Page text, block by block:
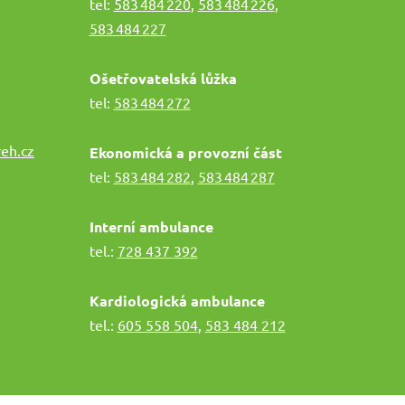
tel: 583 484 220, 583 484 226,
583 484 227
Ošetřovatelská lůžka
tel: 583 484 272
Ekonomická a provozní část
tel: 583 484 282, 583 484 287
Interní ambulance
tel.: 728 437 392
Kardiologická ambulance
tel.: 605 558 504, 583 484 212